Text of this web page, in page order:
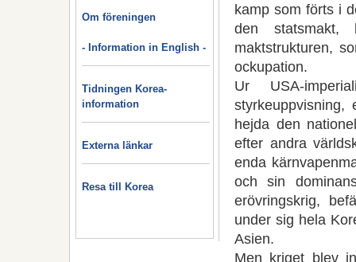
Om föreningen
- Information in English -
Tidningen Korea-
information
Externa länkar
Resa till Korea
kamp som förts i
den statsmakt,
maktstrukturen,
ockupation.
Ur USA-
hejda den
efter andra
enda
och sin
erövringskrig,
under sig hela
Asien.
Men kriget blev